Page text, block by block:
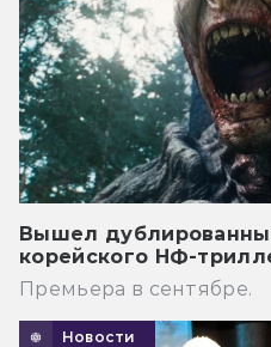
Вышел
корейского НФ-
Премьера в сентябре.
Новости